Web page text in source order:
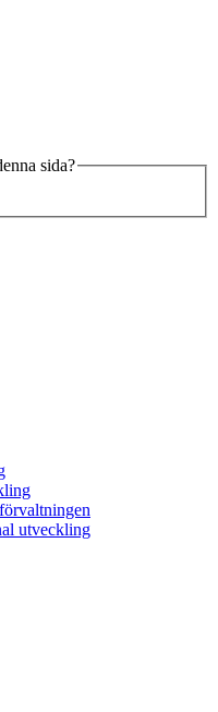
sida?
utveckling